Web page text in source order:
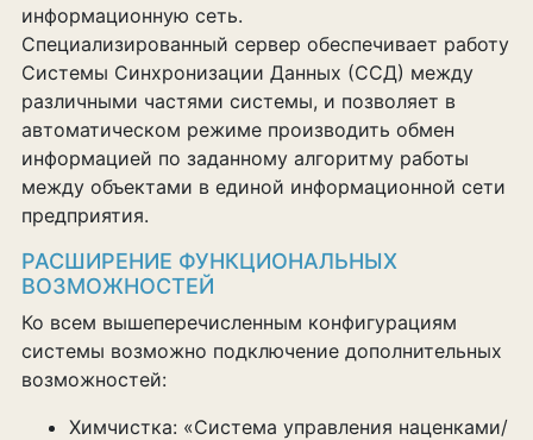
информационную сеть.
Специализированный сервер обеспечивает работу
Системы Синхронизации Данных (ССД) между
различными частями системы, и позволяет в
автоматическом режиме производить обмен
информацией по заданному алгоритму работы
между объектами в единой информационной сети
предприятия.
РАСШИРЕНИЕ ФУНКЦИОНАЛЬНЫХ
ВОЗМОЖНОСТЕЙ
Ко всем вышеперечисленным конфигурациям
системы возможно подключение дополнительных
возможностей:
Химчистка: «Система управления наценками/